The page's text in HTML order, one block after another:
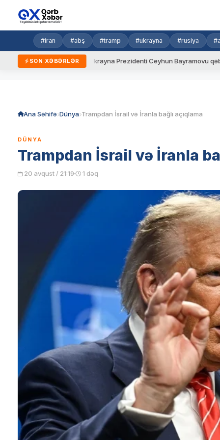
#iran #abş #tramp #ukrayna #rusiya
SON XƏBƏRLƏR
yeni qaydalar Ukrayna Prezidenti Ceyhun Bayramovu qəbul edib
Ana Səhifə Dünya Trampdan İsrail və İranla bağlı açıqlama
DÜNYA
Trampdan İsrail və İranla
20 avqust / 21:19 1 dəq